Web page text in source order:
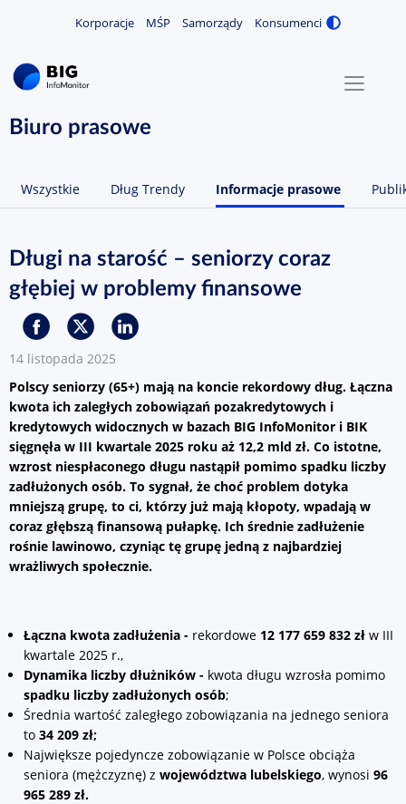
Korporacje MŚP Samorządy Konsumenci
MENU
O NAS
KONTAKT
Biuro prasowe
Wszystkie Dług Trendy Informacje prasowe
Długi na starość – seniorzy coraz
głębiej w problemy finansowe
14 listopada 2025
Polscy seniorzy (65+) mają na koncie rekordowy dług. Łączna
kwota ich zaległych zobowiązań pozakredytowych i
kredytowych widocznych w bazach BIG InfoMonitor i BIK
sięgnęła w III kwartale 2025 roku aż 12,2 mld zł. Co istotne,
wzrost niespłaconego długu nastąpił pomimo spadku liczby
zadłużonych osób. To sygnał, że choć problem dotyka
mniejszą grupę, to ci, którzy już mają kłopoty, wpadają w
coraz głębszą finansową pułapkę. Ich średnie zadłużenie
rośnie lawinowo, czyniąc tę grupę jedną z najbardziej
wrażliwych społecznie.
Łączna kwota zadłużenia - rekordowe 12 177 659 832 zł w III
kwartale 2025 r.,
Dynamika liczby dłużników - kwota długu wzrosła pomimo
spadku liczby zadłużonych osób;
Średnia wartość zaległego zobowiązania na jednego seniora
to 34 209 zł;
Największe pojedyncze zobowiązanie w Polsce obciąża
seniora (mężczyznę) z województwa lubelskiego, wynosi 96
965 289 zł.